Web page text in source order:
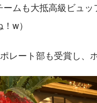
ームも大抵高級ビュ
w）
レート部も受賞し、